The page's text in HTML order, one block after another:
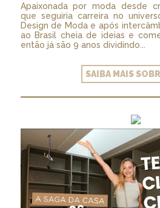
Apaixonada por moda desde
que seguiria carreira no
Design de Moda e após
ao Brasil cheia de ideias e
então já são 9 anos dividindo...
SAIBA MAIS